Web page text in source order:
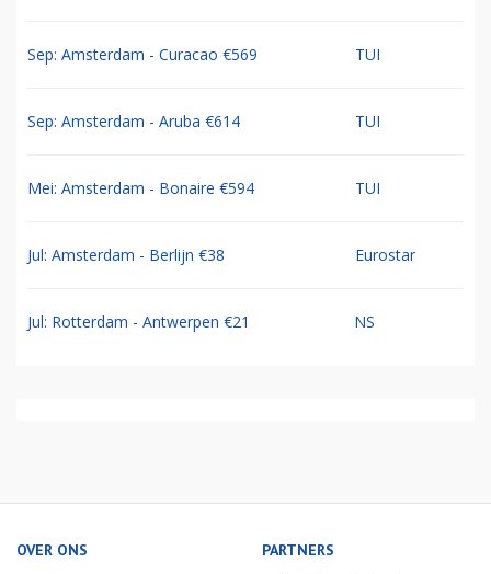
Sep: Amsterdam - Curacao €569 TUI
Sep: Amsterdam - Aruba €614 TUI
Mei: Amsterdam - Bonaire €594 TUI
Jul: Amsterdam - Berlijn €38 Eurostar
Jul: Rotterdam - Antwerpen €21 NS
OVER ONS PARTNERS